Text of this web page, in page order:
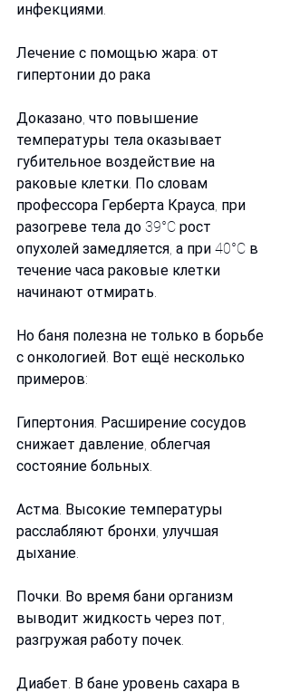
инфекциями.
Лечение с помощью жара: от
гипертонии до рака
Доказано, что повышение
температуры тела оказывает
губительное воздействие на
раковые клетки. По словам
профессора Герберта Крауса, при
разогреве тела до 39°C рост
опухолей замедляется, а при 40°C в
течение часа раковые клетки
начинают отмирать.
Но баня полезна не только в борьбе
с онкологией. Вот ещё несколько
примеров:
Гипертония. Расширение сосудов
снижает давление, облегчая
состояние больных.
Астма. Высокие температуры
расслабляют бронхи, улучшая
дыхание.
Почки. Во время бани организм
выводит жидкость через пот,
разгружая работу почек.
Диабет. В бане уровень сахара в